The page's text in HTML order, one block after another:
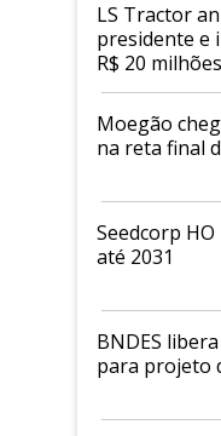
LS Tractor
presidente e
R$ 20 milhões
Moegão
na reta final
Seedcorp
até 2031
BNDES
para projeto